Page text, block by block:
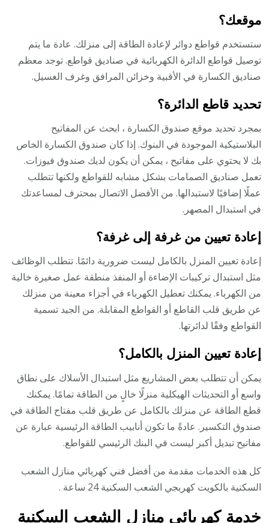
موقعك؟
ستستخدم قواطع دوائر لإعادة الطاقة إلى منزلك. عادة ما يتم
توصيل قواطع الدائرة الكهربائية في صناديق قواطع. توجد معظم
صناديق الكسارة في الأقبية وخزائن المرافق وغرف الغسيل.
تحديد قاطع الدائرة؟
بمجرد تحديد موقع صندوق الكسارة ، ابحث عن المفاتيح
البلاستيكية الموجودة في البنوك. إذا كان صندوق الكسارة الخاص
بك لا يحتوي على مفاتيح ، يمكن أن يكون لديك صندوق فيوزات.
تعمل صناديق الصمامات بشكل مشابه للقواطع ولكنها تتطلب
عملًا إضافيًا لاستبدالها. من الأفضل الاتصال بمحترف لمساعدتك
في استبدال المصهر.
إعادة تعيين من غرفة إلى غرفة؟
إعادة تعيين المنزل بالكامل ليست ضرورية دائمًا. تتطلب الوظائف
مثل استبدال تركيبات الإضاءة أو المنفذ منطقة عمل صغيرة خالية
من الكهرباء. يمكنك تعطيل الكهرباء في أجزاء معينة من منزلك
عن طريق قلب القاطع أو القواطع المقابلة. من الجيد تسمية
القواطع وفقًا لدائرتها.
إعادة تعيين المنزل بالكامل؟
يمكن أن تتطلب بعض المشاريع مثل استبدال الأسلاك على نطاق
واسع أو التحديثات الهيكلية منزلًا خالٍ من الطاقة تمامًا. يمكنك
قطع الطاقة عن منزلك بالكامل عن طريق قلب مفتاح الطاقة في
صندوق التكسير. عادةً ما تكون أنابيب الطاقة الرئيسية عبارة عن
مفاتيح تبديل أكبر ليست في البنك الرئيسي للقواطع.
كل هذه الخدمات مقدمة من أفضل فني كهربائي منازل الشعب
السكنية بالكويت كهربجي الشعب السكنية 24 ساعة .
خدمة كهربائي منازل الشعب السكنية